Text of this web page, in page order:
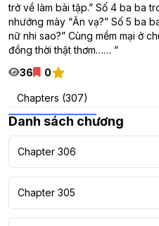
trở về làm bài tập.” Số 4 ba ba
nhướng mày “Ăn vạ?” Số 5 ba
nữ nhi sao?” Cùng mềm mại ở
đồng thời thật thơm…… “
36
0
Chapters (307)
Danh sách chương
Chapter 306
Chapter 305